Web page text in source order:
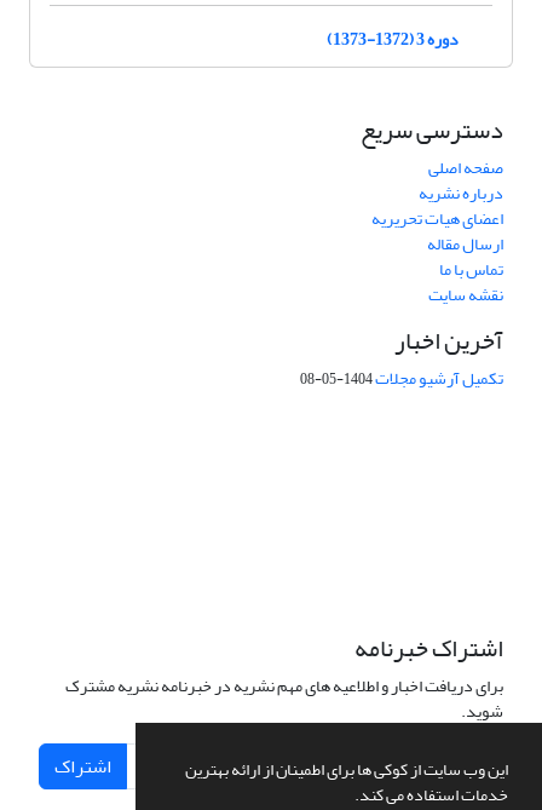
این وب سایت از کوکی ها برای اطمینان از ارائه بهترین
خدمات استفاده می کند.
دوره 3 (1372-1373)
دسترسی سریع
صفحه اصلی
درباره نشریه
اعضای هیات تحریریه
ارسال مقاله
تماس با ما
نقشه سایت
آخرین اخبار
تکمیل آرشیو مجلات1404-05-08
اشتراک خبرنامه
برای دریافت اخبار و اطلاعیه های مهم نشریه در خبرنامه نشریه مشترک
شوید.
اشتراک